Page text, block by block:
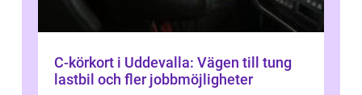
C-körkort i Uddevalla: Vägen till tung
lastbil och fler jobbmöjligheter